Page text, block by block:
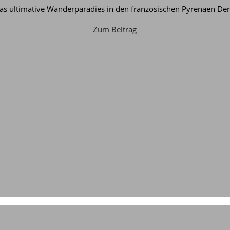
ultimative Wanderparadies in den französischen Pyrenäen
Zum Beitrag